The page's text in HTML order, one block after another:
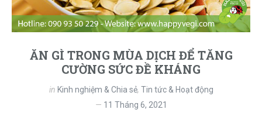
ĂN GÌ TRONG MÙA DỊCH ĐỂ TĂNG
CƯỜNG SỨC ĐỀ KHÁNG
in Kinh nghiệm & Chia sẻ, Tin tức & Hoạt động
11 Tháng 6, 2021